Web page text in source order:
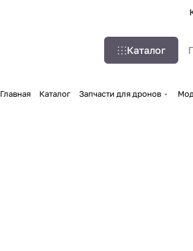
Каталог
Главная Каталог Запчасти для дронов